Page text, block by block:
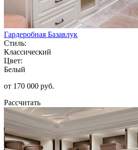
Гардеробная Базавлук
Стиль:
Классический
Цвет:
Белый
от 170 000 руб.
Рассчитать